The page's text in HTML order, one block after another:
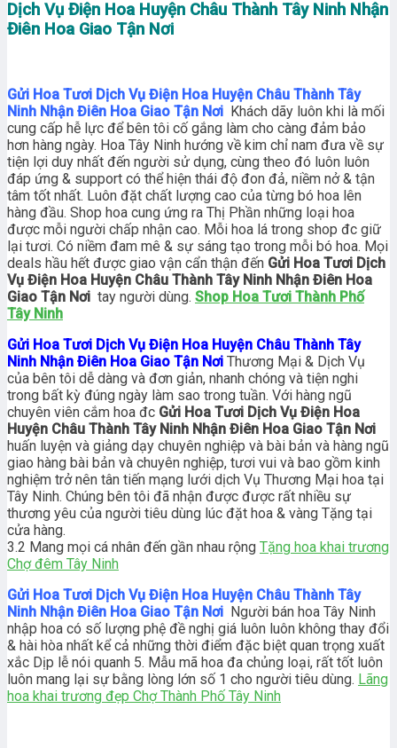
Dịch Vụ Điện Hoa Huyện Châu Thành Tây Ninh Nhận
Điên Hoa Giao Tận Nơi
Gửi Hoa Tươi Dịch Vụ Điện Hoa Huyện Châu Thành Tây
Ninh Nhận Điên Hoa Giao Tận Nơi Khách dãy luôn khi là mối
cung cấp hễ lực để bên tôi cố gắng làm cho càng đảm bảo
hơn hàng ngày. Hoa Tây Ninh hướng về kim chỉ nam đưa về sự
tiện lợi duy nhất đến người sử dụng, cùng theo đó luôn luôn
đáp ứng & support có thể hiện thái độ đon đả, niềm nở & tận
tâm tốt nhất. Luôn đặt chất lượng cao của từng bó hoa lên
hàng đầu. Shop hoa cung ứng ra Thị Phần những loại hoa
được mỗi người chấp nhận cao. Mỗi hoa lá trong shop đc giữ
lại tươi. Có niềm đam mê & sự sáng tạo trong mỗi bó hoa. Mọi
deals hầu hết được giao vận cẩn thận đến Gửi Hoa Tươi Dịch
Vụ Điện Hoa Huyện Châu Thành Tây Ninh Nhận Điên Hoa
Giao Tận Nơi tay người dùng. Shop Hoa Tươi Thành Phố
Tây Ninh
Gửi Hoa Tươi Dịch Vụ Điện Hoa Huyện Châu Thành Tây
Ninh Nhận Điên Hoa Giao Tận Nơi Thương Mại & Dịch Vụ
của bên tôi dễ dàng và đơn giản, nhanh chóng và tiện nghi
trong bất kỳ đúng ngày làm sao trong tuần. Với hàng ngũ
chuyên viên cắm hoa đc Gửi Hoa Tươi Dịch Vụ Điện Hoa
Huyện Châu Thành Tây Ninh Nhận Điên Hoa Giao Tận Nơi
huấn luyện và giảng dạy chuyên nghiệp và bài bản và hàng ngũ
giao hàng bài bản và chuyên nghiệp, tươi vui và bao gồm kinh
nghiệm trở nên tân tiến mạng lưới dịch Vụ Thương Mại hoa tại
Tây Ninh. Chúng bên tôi đã nhận được được rất nhiều sự
thương yêu của người tiêu dùng lúc đặt hoa & vàng Tặng tại
cửa hàng.
3.2 Mang mọi cá nhân đến gần nhau rộng Tặng hoa khai trương
Chợ đêm Tây Ninh
Gửi Hoa Tươi Dịch Vụ Điện Hoa Huyện Châu Thành Tây
Ninh Nhận Điên Hoa Giao Tận Nơi Người bán hoa Tây Ninh
nhập hoa có số lượng phệ đề nghị giá luôn luôn không thay đổi
& hài hòa nhất kể cả những thời điểm đặc biệt quan trọng xuất
xắc Dịp lễ nói quanh 5. Mẫu mã hoa đa chủng loại, rất tốt luôn
luôn mang lại sự bằng lòng lớn số 1 cho người tiêu dùng. Lãng
hoa khai trương đẹp Chợ Thành Phố Tây Ninh